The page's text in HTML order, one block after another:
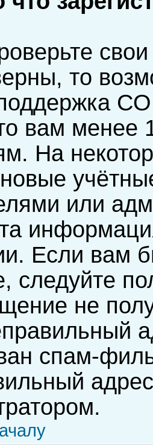
то
вам менее
На
или
Если вам
следуйте
не
спам-